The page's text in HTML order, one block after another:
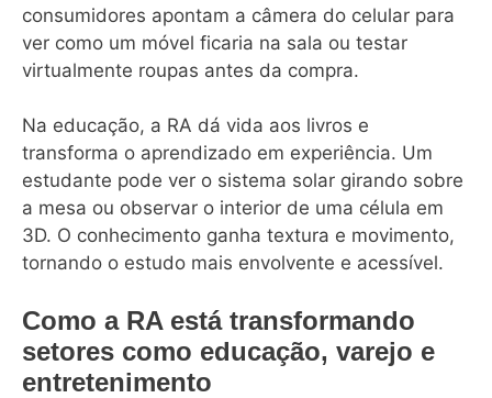
consumidores apontam a câmera do celular para
ver como um móvel ficaria na sala ou testar
virtualmente roupas antes da compra.
Na educação, a RA dá vida aos livros e
transforma o aprendizado em experiência. Um
estudante pode ver o sistema solar girando sobre
a mesa ou observar o interior de uma célula em
3D. O conhecimento ganha textura e movimento,
tornando o estudo mais envolvente e acessível.
Como a RA está transformando
setores como educação, varejo e
entretenimento